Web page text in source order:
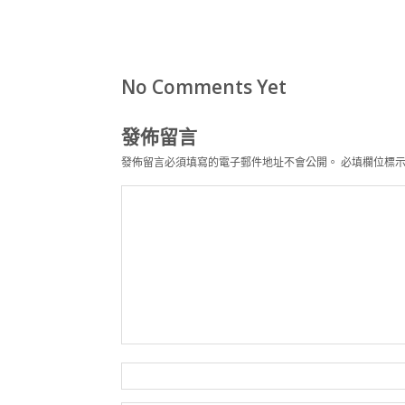
No Comments Yet
發佈留言
發佈留言必須填寫的電子郵件地址不會公開。 必填欄位標